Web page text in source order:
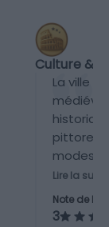
Culture &
La ville
limitée
grandes
Lire la suite
Note de la
3